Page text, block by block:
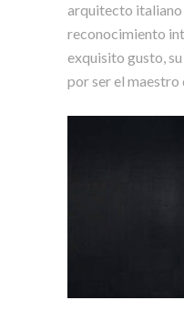
arquitecto
reconocimiento
exquisito gusto,
por ser el maestro